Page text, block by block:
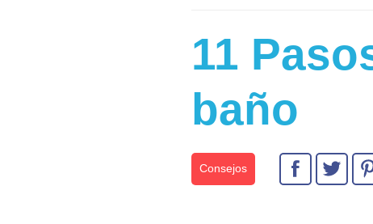
11
baño
Consejos